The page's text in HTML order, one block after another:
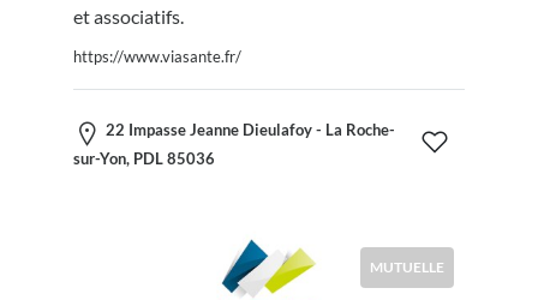
et associatifs.
https://www.viasante.fr/
22 Impasse Jeanne Dieulafoy - La Roche-
sur-Yon, PDL 85036
MUTUELLE